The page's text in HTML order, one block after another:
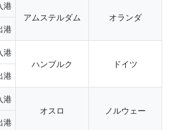
港
アムステルダム
オランダ
港
港
ハンブルク
ドイツ
港
港
オスロ
ノルウェー
港